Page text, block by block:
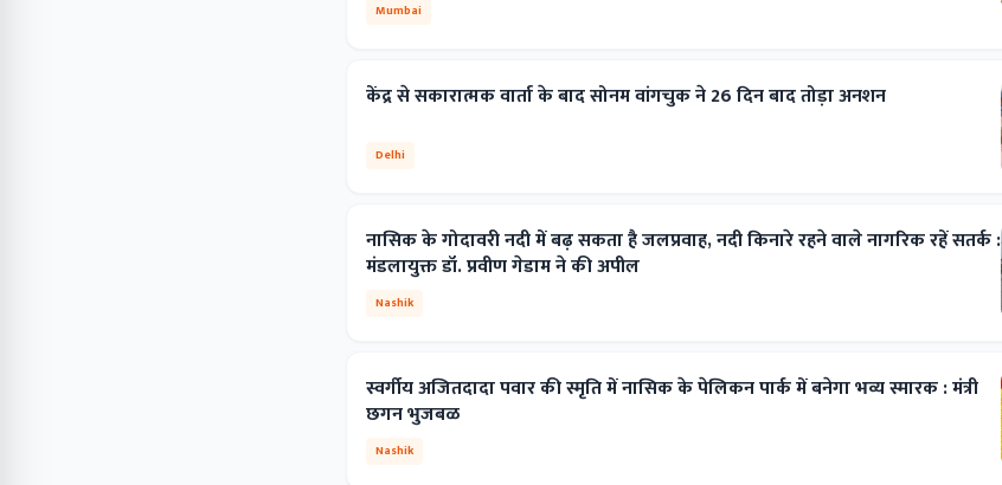
Mumbai
केंद्र से सकारात्मक वार्ता के बाद सोनम वांगचुक ने 26 दिन बाद तोड़ा अनशन
Delhi
नासिक के गोदावरी नदी में बढ़ सकता है जलप्रवाह, नदी किनारे रहने वाले नागरिक रहें सतर्क :
मंडलायुक्त डॉ. प्रवीण गेडाम ने की अपील
Nashik
स्वर्गीय अजितदादा पवार की स्मृति में नासिक के पेलिकन पार्क में बनेगा भव्य स्मारक : मंत्री
छगन भुजबळ
Nashik